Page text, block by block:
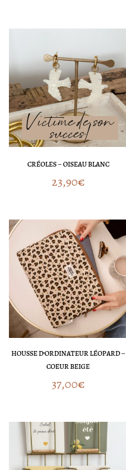
CRÉOLES – OISEAU BLANC
23,90€
HOUSSE D’ORDINATEUR LÉOPARD –
COEUR BEIGE
37,00€